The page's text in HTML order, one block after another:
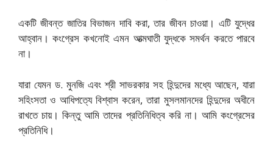
একটি জীবন্ত জাতির বিভাজন দাবি করা, তার জীবন চাওয়া। এটি যুদ্ধের
আহ্বান। কংগ্রেস কখনোই এমন আত্মঘাতী যুদ্ধকে সমর্থন করতে পারবে
না।
যারা যেমন ড. মুনজি এবং শ্রী সাভরকার সহ হিন্দুদের মধ্যে আছেন, যারা
সহিংসতা ও আধিপত্যে বিশ্বাস করেন, তারা মুসলমানদের হিন্দুদের অধীনে
রাখতে চায়। কিন্তু আমি তাদের প্রতিনিধিত্ব করি না। আমি কংগ্রেসের
প্রতিনিধি।